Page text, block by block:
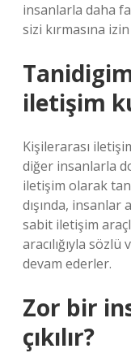
insanlarla daha
sizi kırmasına
iletişim
Kişilerarası
diğer insanlarla
iletişim olarak
dışında, insanlar
sabit iletişim
aracılığıyla
devam ederler.
Zor bir
çıkılır?